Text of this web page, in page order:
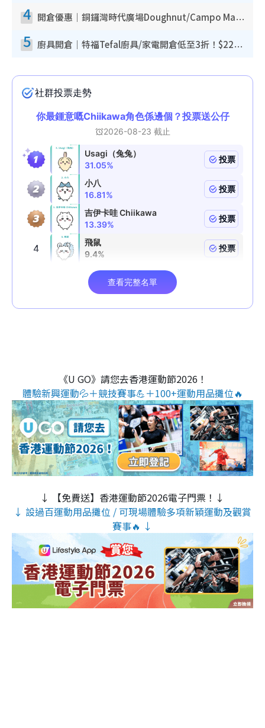
4 開倉優惠｜銅鑼灣時代廣場Doughnut/Campo Marzio開倉低至1折！背囊、書包、手袋劈價$200起
5 廚具開倉｜特福Tefal廚具/家電開倉低至3折！$220起買平底鍋/炒鑊/湯煲！電飯煲/吸塵機/燙斗$418起
《U GO》請您去香港運動節2026！
體驗新興運動💦＋競技賽事💪＋100+運動用品攤位🔥
↓ 【免費送】香港運動節2026電子門票！↓
↓ 設過百運動用品攤位 / 可現場體驗多項新穎運動及觀賞
賽事🔥 ↓